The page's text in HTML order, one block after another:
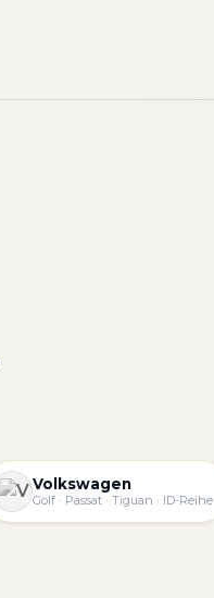
Volkswagen
Golf · Passat · Tiguan · ID-Reihe